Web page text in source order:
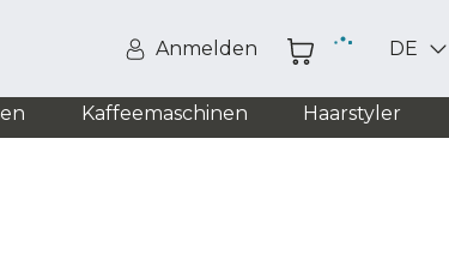
Anmelden DE
Kaffeemaschinen Haarstyler